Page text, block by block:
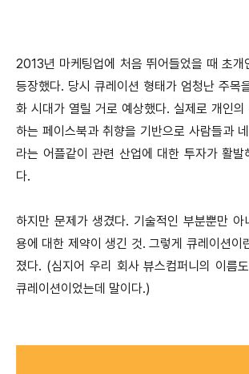
2013년 마케팅업에 처음 뛰어들었을 때 초개
등장했다. 당시 큐레이션 형태가 엄청난 주목
화 시대가 열릴 거로 예상했다. 실제로 개인의
하는 페이스북과 취향을 기반으로 사람들과
라는 어플같이 관련 산업에 대한 투자가 활발
다.
하지만 문제가 생겼다. 기술적인 부분뿐만 아
용에 대한 제약이 생긴 것. 그렇게 큐레이션이
졌다. (심지어 우리 회사 뷰스컴퍼니의 이름
큐레이션이었는데 말이다.)